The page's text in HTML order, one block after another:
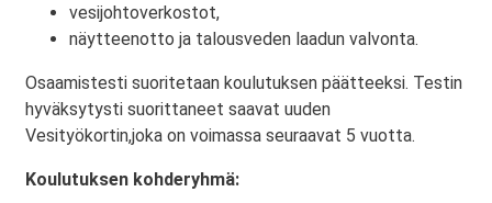
vesijohtoverkostot,
näytteenotto ja talousveden laadun valvonta.
Osaamistesti suoritetaan koulutuksen päätteeksi. Testin
hyväksytysti suorittaneet saavat uuden
Vesityökortin,joka on voimassa seuraavat 5 vuotta.
Koulutuksen kohderyhmä: